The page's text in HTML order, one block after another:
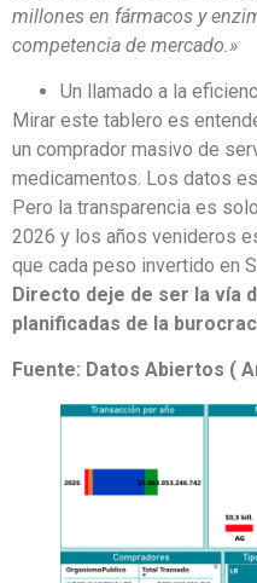
millones en fármacos y
competencia de mercado.»
Un llamado a la
Mirar este tablero es
un comprador masivo de
medicamentos. Los datos
Pero la transparencia es
2026 y los años venideros
que cada peso invertido en
Directo deje de ser la vía
planificadas de la
Fuente: Datos Abiertos (